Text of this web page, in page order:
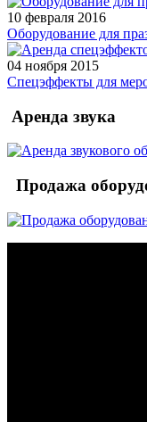
10 февраля 2016
Оборудование для
04 ноября 2015
Спецэффекты для
Аренда звука
Продажа